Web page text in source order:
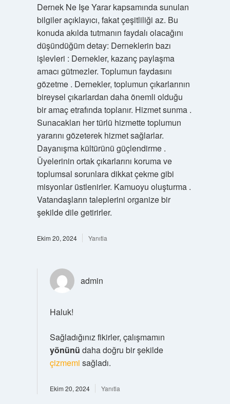
Dernek Ne Işe Yarar kapsamında sunulan
bilgiler açıklayıcı, fakat çeşitliliği az. Bu
konuda akılda tutmanın faydalı olacağını
düşündüğüm detay: Derneklerin bazı
işlevleri : Dernekler, kazanç paylaşma
amacı gütmezler. Toplumun faydasını
gözetme . Dernekler, toplumun çıkarlarının
bireysel çıkarlardan daha önemli olduğu
bir amaç etrafında toplanır. Hizmet sunma .
Sunacakları her türlü hizmette toplumun
yararını gözeterek hizmet sağlarlar.
Dayanışma kültürünü güçlendirme .
Üyelerinin ortak çıkarlarını koruma ve
toplumsal sorunlara dikkat çekme gibi
misyonlar üstlenirler. Kamuoyu oluşturma .
Vatandaşların taleplerini organize bir
şekilde dile getirirler.
Ekim 20, 2024 Yanıtla
admin
Haluk!
Sağladığınız fikirler, çalışmamın
yönünü daha doğru bir şekilde
çizmemi sağladı.
Ekim 20, 2024 Yanıtla